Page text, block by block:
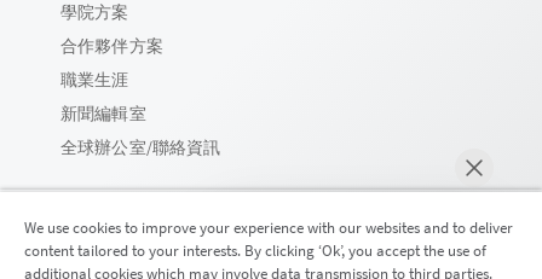
學院方案
合作夥伴方案
職業生涯
新聞編輯室
全球辦公室/聯絡資訊
Qlik 社群
We use cookies to improve your experience with our websites and to deliver
content tailored to your interests. By clicking ‘Ok’, you accept the use of
additional cookies which may involve data transmission to third parties.